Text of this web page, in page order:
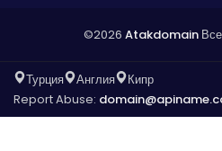
©2026 AtakdomainВсе
Турция Англия
Кипр
Report Abuse: